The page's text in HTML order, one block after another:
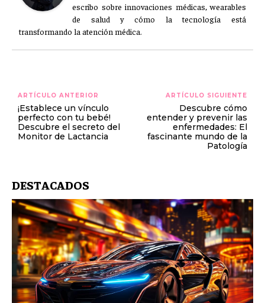
escribo sobre innovaciones médicas, wearables
de salud y cómo la tecnología está
transformando la atención médica.
ARTÍCULO ANTERIOR
¡Establece un vínculo
perfecto con tu bebé!
Descubre el secreto del
Monitor de Lactancia
ARTÍCULO SIGUIENTE
Descubre cómo
entender y prevenir las
enfermedades: El
fascinante mundo de la
Patología
DESTACADOS